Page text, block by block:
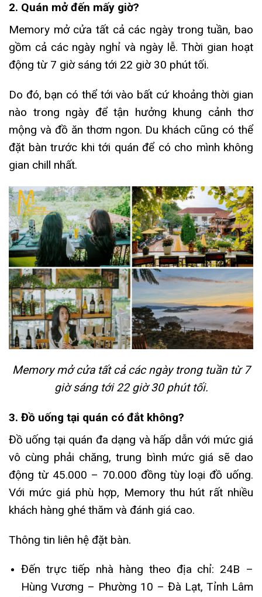
2. Quán mở đến mấy giờ?
Memory mở cửa tất cả các ngày trong tuần, bao
gồm cả các ngày nghỉ và ngày lễ. Thời gian hoạt
động từ 7 giờ sáng tới 22 giờ 30 phút tối.
Do đó, bạn có thể tới vào bất cứ khoảng thời gian
nào trong ngày để tận hưởng khung cảnh thơ
mộng và đồ ăn thơm ngon. Du khách cũng có thể
đặt bàn trước khi tới quán để có cho mình không
gian chill nhất.
Memory mở cửa tất cả các ngày trong tuần từ 7
giờ sáng tới 22 giờ 30 phút tối.
3. Đồ uống tại quán có đắt không?
Đồ uống tại quán đa dạng và hấp dẫn với mức giá
vô cùng phải chăng, trung bình mức giá sẽ dao
động từ 45.000 – 70.000 đồng tùy loại đồ uống.
Với mức giá phù hợp, Memory thu hút rất nhiều
khách hàng ghé thăm và đánh giá cao.
Thông tin liên hệ đặt bàn.
Đến trực tiếp nhà hàng theo địa chỉ: 24B –
Hùng Vương – Phường 10 – Đà Lạt, Tỉnh Lâm